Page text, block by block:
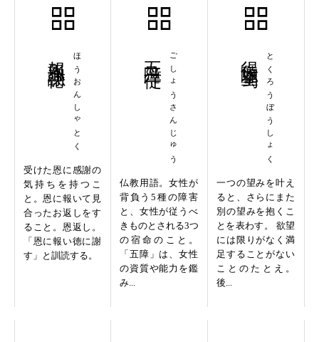
ほうおんしゃとく
受けた恩に感謝の
気持ちを持つこ
と。恩に報いて見
合ったお返しをす
ること。恩返し。
「恩に報い徳に謝
す」と訓読する。
ごしょうさんじゅう
仏教用語。女性が
背負う5種の障害
と、女性が従うべ
きものとされる3つ
の宿命のこと。
「五障」は、女性
の資質や能力を鑑
み...
とくろうぼうしょく
一つの望みを叶え
ると、さらにまた
別の望みを抱くこ
とを表わす。 欲望
には限りがなく満
足することがない
ことのたとえ。
後...